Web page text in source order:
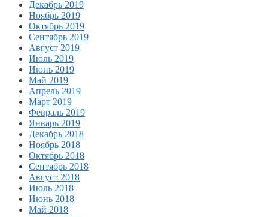
Декабрь 2019
Ноябрь 2019
Октябрь 2019
Сентябрь 2019
Август 2019
Июль 2019
Июнь 2019
Май 2019
Апрель 2019
Март 2019
Февраль 2019
Январь 2019
Декабрь 2018
Ноябрь 2018
Октябрь 2018
Сентябрь 2018
Август 2018
Июль 2018
Июнь 2018
Май 2018